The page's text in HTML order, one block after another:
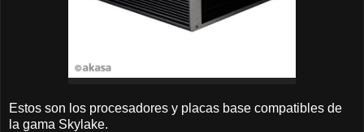
Estos son los procesadores y placas base compatibles de
la gama Skylake.